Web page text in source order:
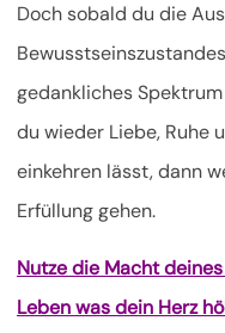
Doch sobald du die
gedankliches
du wieder Liebe, Ruhe
einkehren lässt, dann
Erfüllung gehen.
Nutze die Macht
Leben was dein Herz